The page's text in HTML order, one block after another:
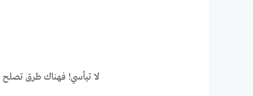
لا تيأسي! فهناك طرق